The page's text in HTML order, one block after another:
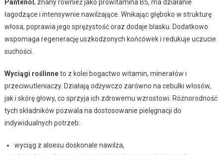
Pantenol , znany również jako prowitamina B5, ma działanie
łagodzące i intensywnie nawilżające. Wnikając głęboko w strukturę
włosa, poprawia jego sprężystość oraz dodaje blasku. Dodatkowo
wspomaga regenerację uszkodzonych końcówek i redukuje uczucie
suchości.
Wyciągi roślinneto z kolei bogactwo witamin, minerałów i
przeciwutleniaczy. Działają odżywczo zarówno na cebulki włosów,
jak i skórę głowy, co sprzyja ich zdrowemu wzrostowi. Różnorodność
tych składników pozwala na dostosowanie pielęgnacji do
indywidualnych potrzeb:
wyciąg z aloesu doskonale nawilża,